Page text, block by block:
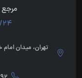
7/24 پشتیبان